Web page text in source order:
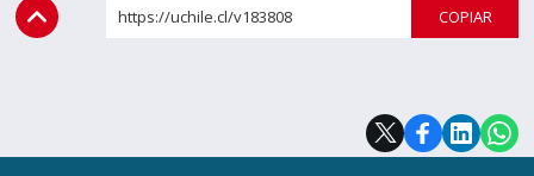
https://uchile.cl/v183808